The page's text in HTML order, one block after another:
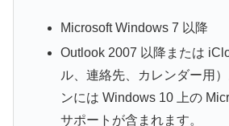
Microsoft Windows 7 以降
Outlook 2007 以降または
ル、連絡先、カレンダー用
ンには Windows 10 上の
サポートが含まれます。